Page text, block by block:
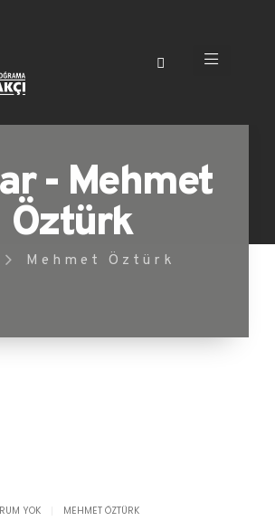
- Mehmet
Öztürk
Mehmet Öztürk
YOK MEHMET ÖZTÜRK